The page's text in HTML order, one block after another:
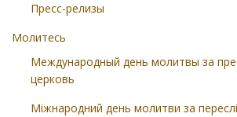
Пресс-релизы
Молитесь
Международный день молитвы за
церковь
Міжнародний день молитви за